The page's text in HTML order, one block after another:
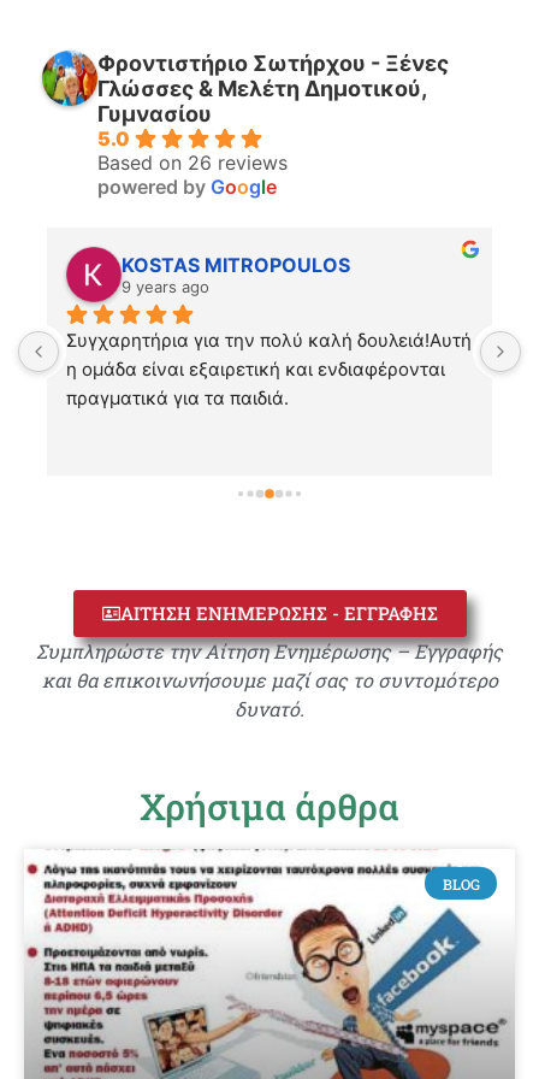
Φροντιστήριο Σωτήρχου - Ξένες
Γλώσσες & Μελέτη Δημοτικού,
Γυμνασίου
5.0
Based on 26 reviews
powered by Google
KOSTAS MITROPOULOS
9 years ago
Συγχαρητήρια για την πολύ καλή δουλειά!Αυτή
η ομάδα είναι εξαιρετική και ενδιαφέρονται
πραγματικά για τα παιδιά.
ΑΙΤΗΣΗ ΕΝΗΜΕΡΩΣΗΣ - ΕΓΓΡΑΦΗΣ
Συμπληρώστε την Αίτηση Ενημέρωσης – Εγγραφής
και θα επικοινωνήσουμε μαζί σας το συντομότερο
δυνατό.
Χρήσιμα άρθρα
BLOG